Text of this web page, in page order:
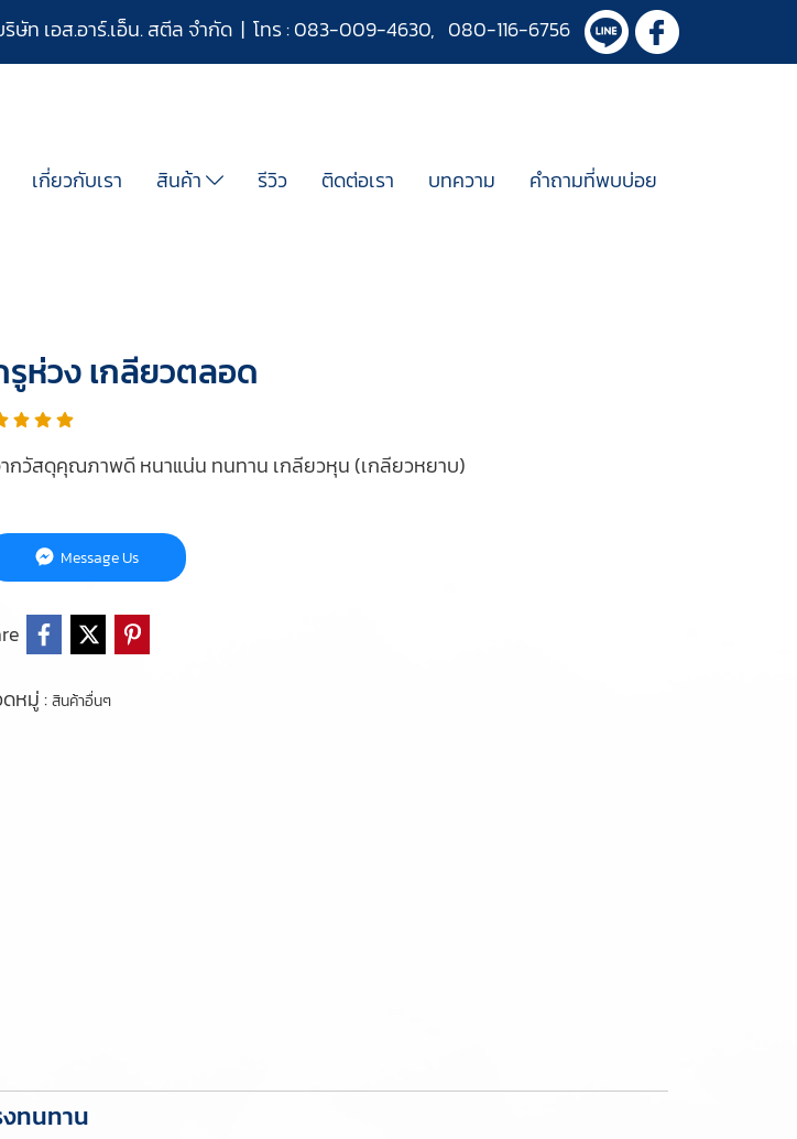
ษัท เอส.อาร์.เอ็น. สตีล จำกัด | โทร :083-009-4630, 080-116-6756
เกี่ยวกับเรา สินค้า รีวิว ติดต่อเรา บทความ คำถามที่พบบ่อย
ห่วง เกลียวตลอด
กวัสดุคุณภาพดี หนาแน่น ทนทาน เกลียวหุน (เกลียวหยาบ)
Message Us
หมู่ :สินค้าอื่นๆ
ทนทาน